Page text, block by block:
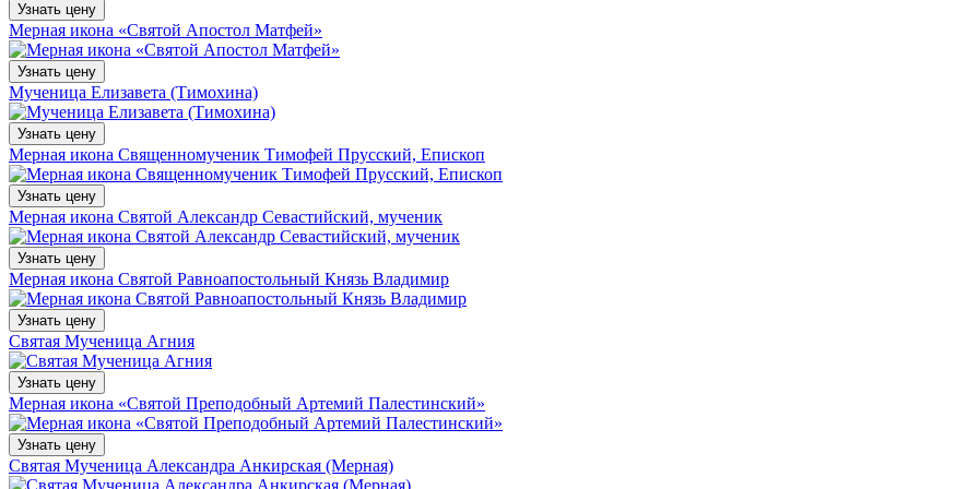
Узнать цену
Мерная икона «Святой Апостол Матфей»
Узнать цену
Мученица Елизавета (Тимохина)
Узнать цену
Мерная икона Священномученик Тимофей Прусский, Епископ
Узнать цену
Мерная икона Святой Александр Севастийский, мученик
Узнать цену
Мерная икона Святой Равноапостольный Князь Владимир
Узнать цену
Святая Мученица Агния
Узнать цену
Мерная икона «Святой Преподобный Артемий Палестинский»
Узнать цену
Святая Мученица Александра Анкирская (Мерная)